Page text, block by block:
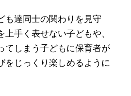
も達同士の関わりを見守
上手く表せない子どもや、
てしまう子どもに保育者が
をじっくり楽しめるように